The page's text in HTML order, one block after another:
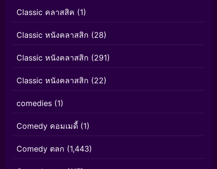
Classic คลาสสิค (1)
Classic หนังคลาสสิก (28)
Classic หนังคลาสสิก (291)
Classic หนังคลาสสิก (22)
comedies (1)
Comedy คอมเมดี้ (1)
Comedy ตลก (1,443)